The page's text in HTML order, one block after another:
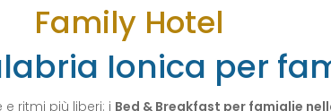
Family Hotel
Ionica per
ritmi più liberi: i Bed & Breakfast per famiglie